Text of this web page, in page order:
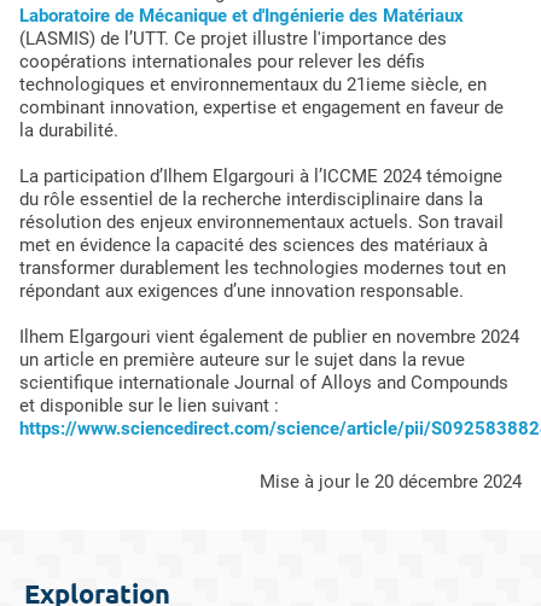
Laboratoire de Mécanique et d'Ingénierie des Matériaux
(LASMIS) de l’UTT. Ce projet illustre l'importance des
coopérations internationales pour relever les défis
technologiques et environnementaux du 21ieme siècle, en
combinant innovation, expertise et engagement en faveur de
la durabilité.
La participation d’Ilhem Elgargouri à l’ICCME 2024 témoigne
du rôle essentiel de la recherche interdisciplinaire dans la
résolution des enjeux environnementaux actuels. Son travail
met en évidence la capacité des sciences des matériaux à
transformer durablement les technologies modernes tout en
répondant aux exigences d’une innovation responsable.
Ilhem Elgargouri vient également de publier en novembre 2024
un article en première auteure sur le sujet dans la revue
scientifique internationale Journal of Alloys and Compounds
et disponible sur le lien suivant :
https://www.sciencedirect.com/science/article/pii/
mise à jour le 20 décembre 2024
Exploration